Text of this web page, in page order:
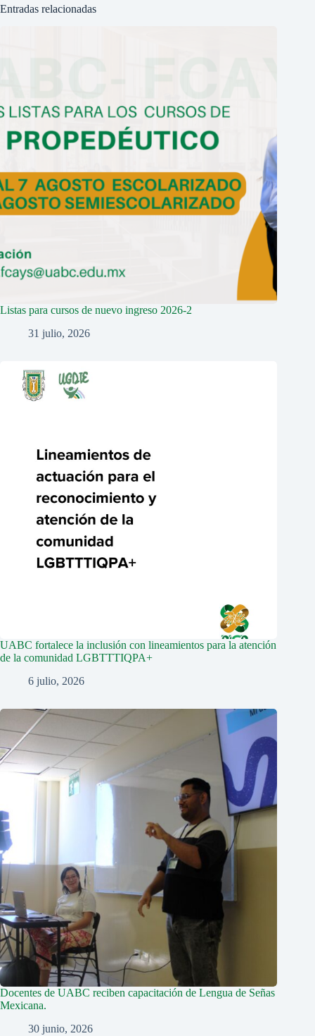
Entradas relacionadas
Listas para cursos de nuevo ingreso 2026-2
31 julio, 2026
UABC fortalece la inclusión con lineamientos para la atención
de la comunidad LGBTTTIQPA+
6 julio, 2026
Docentes de UABC reciben capacitación de Lengua de Señas
Mexicana.
30 junio, 2026